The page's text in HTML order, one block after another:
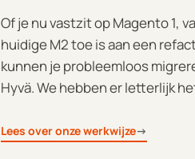
Of je nu vastzit op Magento 1,
huidige M2 toe is aan een
kunnen je probleemloos
Hyvä. We hebben er letterlijk
Lees over onze werkwijze→